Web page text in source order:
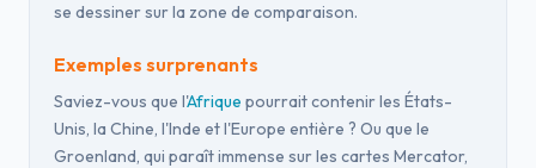
se dessiner sur la zone de comparaison.
Exemples surprenants
Saviez-vous que l'Afrique pourrait contenir les États-
Unis, la Chine, l'Inde et l'Europe entière ? Ou que le
Groenland, qui paraît immense sur les cartes Mercator,